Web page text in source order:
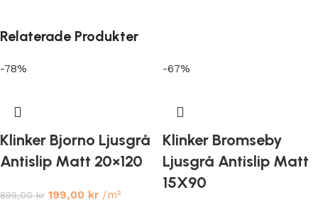
Relaterade Produkter
-78%
Klinker Bjorno Ljusgrå
Antislip Matt 20×120
899,00kr 199,00 kr /m²
-67%
Klinker Bromseby
Ljusgrå Antislip Matt
15X90